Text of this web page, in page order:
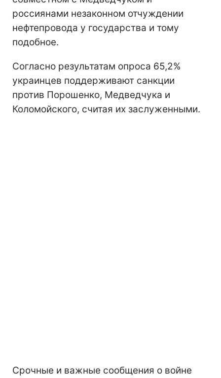
россиянами незаконном отчуждении
нефтепровода у государства и тому
подобное.
Согласно результатам опроса 65,2%
украинцев поддерживают санкции
против Порошенко, Медведчука и
Коломойского, считая их заслуженными.
Срочные и важные сообщения о войне